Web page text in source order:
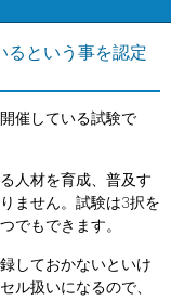
るという事を認定
催している試験で
人材を育成、普及す
ません。試験は3択を
でもできます。
しておかないといけ
ル扱いになるので、